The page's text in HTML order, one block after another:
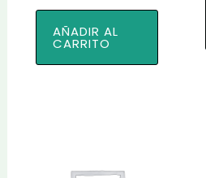
AÑADIR AL
CARRITO